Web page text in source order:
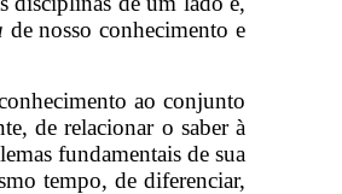
de nosso conhecimento e
ao conjunto
de relacionar o saber à
fundamentais de sua
tempo, de diferenciar,